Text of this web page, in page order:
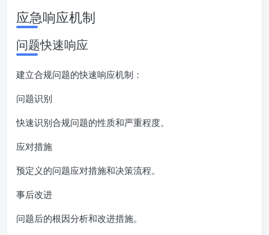
应急响应机制
问题快速响应
建立合规问题的快速响应机制：
问题识别
快速识别合规问题的性质和严重程度。
应对措施
预定义的问题应对措施和决策流程。
事后改进
问题后的根因分析和改进措施。